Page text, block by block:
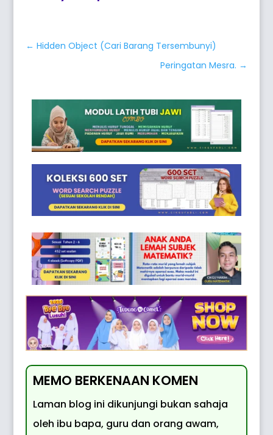
←Hidden Object (Cari Barang Tersembunyi)
Peringatan Mesra. →
MEMO BERKENAAN KOMEN
Laman blog ini dikunjungi bukan sahaja
oleh ibu bapa, guru dan orang awam,